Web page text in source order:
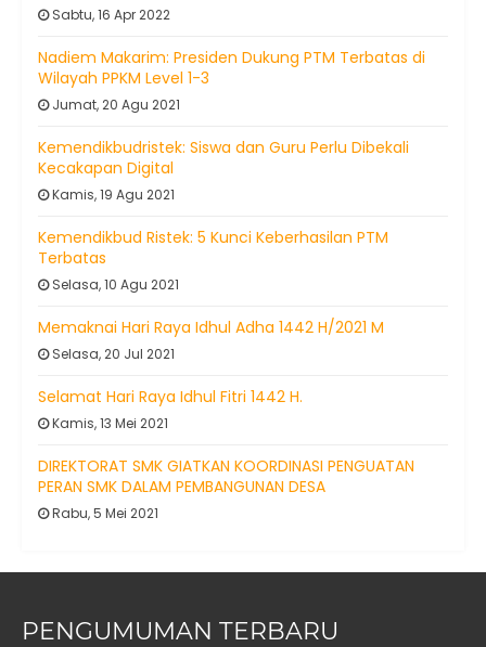
Sabtu, 16 Apr 2022
Nadiem Makarim: Presiden Dukung PTM Terbatas di
Wilayah PPKM Level 1-3
Jumat, 20 Agu 2021
Kemendikbudristek: Siswa dan Guru Perlu Dibekali
Kecakapan Digital
Kamis, 19 Agu 2021
Kemendikbud Ristek: 5 Kunci Keberhasilan PTM
Terbatas
Selasa, 10 Agu 2021
Memaknai Hari Raya Idhul Adha 1442 H/2021 M
Selasa, 20 Jul 2021
Selamat Hari Raya Idhul Fitri 1442 H.
Kamis, 13 Mei 2021
DIREKTORAT SMK GIATKAN KOORDINASI PENGUATAN
PERAN SMK DALAM PEMBANGUNAN DESA
Rabu, 5 Mei 2021
PENGUMUMAN TERBARU